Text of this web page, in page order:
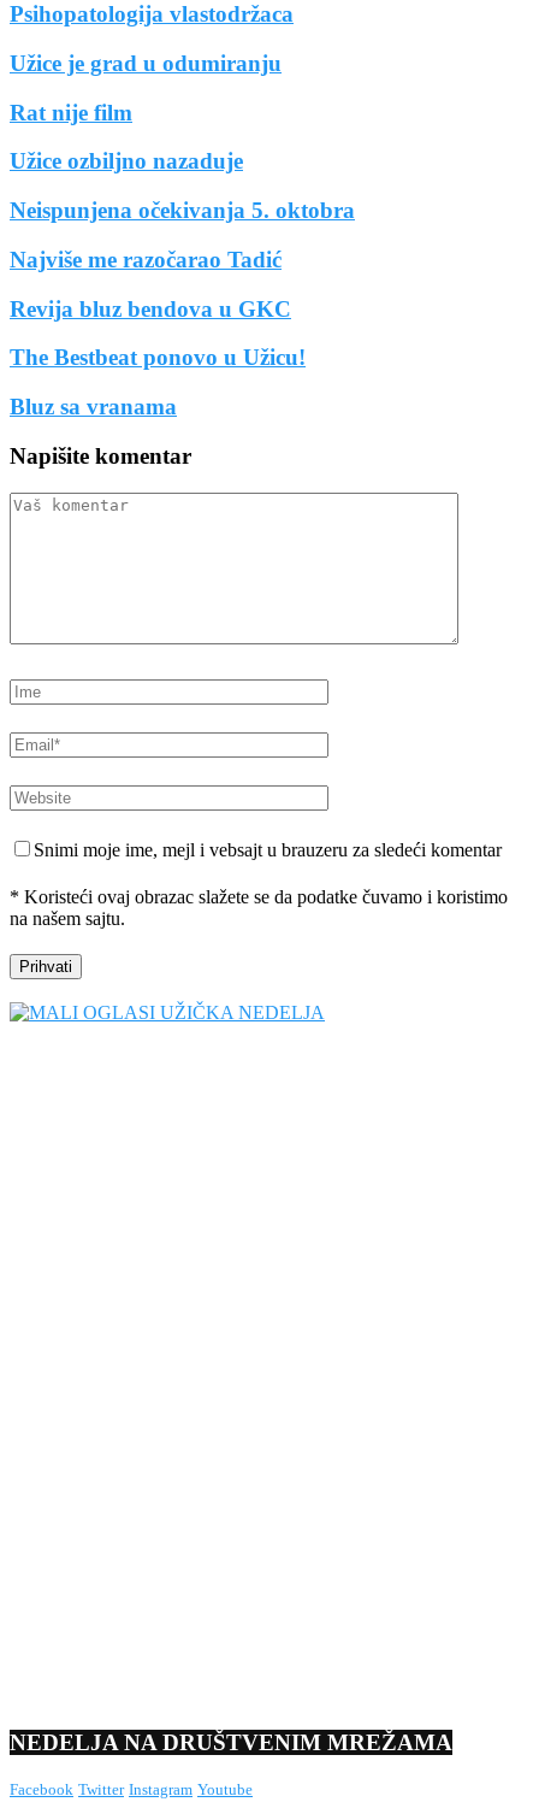
Psihopatologija vlastodržaca
Užice je grad u odumiranju
Rat nije film
Užice ozbiljno nazaduje
Neispunjena očekivanja 5. oktobra
Najviše me razočarao Tadić
Revija bluz bendova u GKC
The Bestbeat ponovo u Užicu!
Bluz sa vranama
Napišite komentar
Snimi moje ime, mejl i vebsajt u brauzeru za sledeći komentar
* Koristeći ovaj obrazac slažete se da podatke čuvamo i koristimo
na našem sajtu.
NEDELJA NA DRUŠTVENIM MREŽAMA
Facebook Twitter Instagram Youtube